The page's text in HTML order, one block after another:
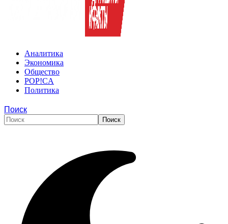
Аналитика
Экономика
Общество
POP!CA
Политика
Поиск